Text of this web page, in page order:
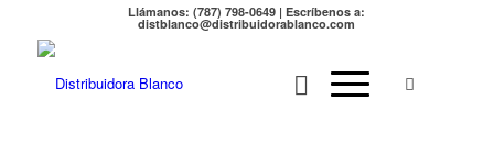
Llámanos: (787) 798-0649 | Escríbenos a:
distblanco@distribuidorablanco.com